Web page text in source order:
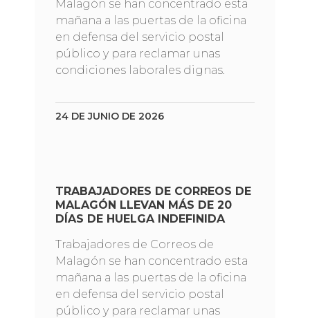
Malagón se han concentrado esta
mañana a las puertas de la oficina
en defensa del servicio postal
público y para reclamar unas
condiciones laborales dignas.
24 DE JUNIO DE 2026
TRABAJADORES DE CORREOS DE
MALAGÓN LLEVAN MÁS DE 20
DÍAS DE HUELGA INDEFINIDA
Trabajadores de Correos de
Malagón se han concentrado esta
mañana a las puertas de la oficina
en defensa del servicio postal
público y para reclamar unas